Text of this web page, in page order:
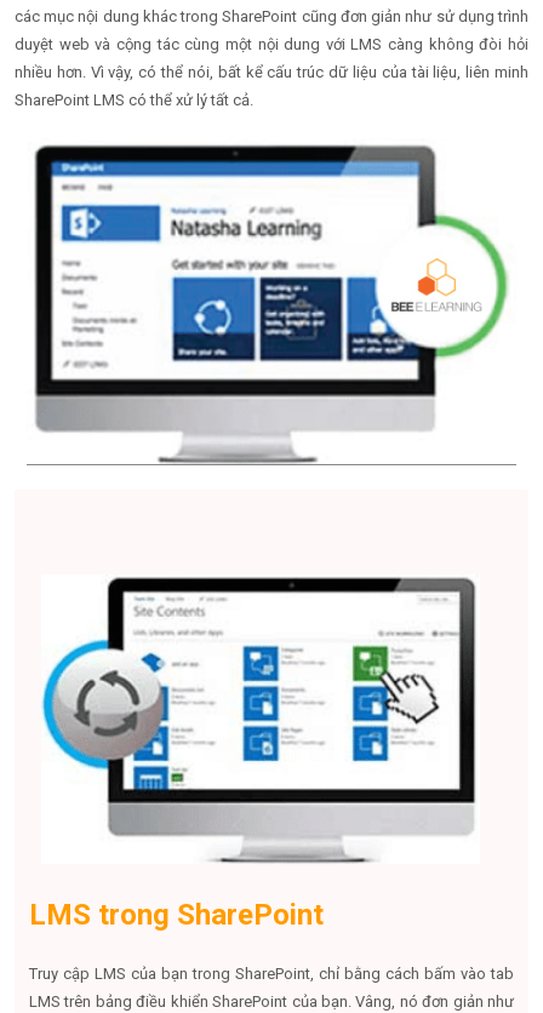
các mục nội dung khác trong SharePoint cũng đơn giản như sử dụng trình
duyệt web và cộng tác cùng một nội dung với LMS càng không đòi hỏi
nhiều hơn. Vì vậy, có thể nói, bất kể cấu trúc dữ liệu của tài liệu, liên minh
SharePoint LMS có thể xử lý tất cả.
LMS trong SharePoint
Truy cập LMS của bạn trong SharePoint, chỉ bằng cách bấm vào tab
LMS trên bảng điều khiển SharePoint của bạn. Vâng, nó đơn giản như